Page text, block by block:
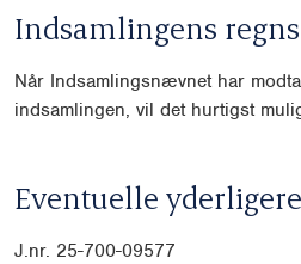
Indsamlingens
Når Indsamlingsnævnet har
indsamlingen, vil det hurtigst
Eventuelle
J.nr. 25-700-09577